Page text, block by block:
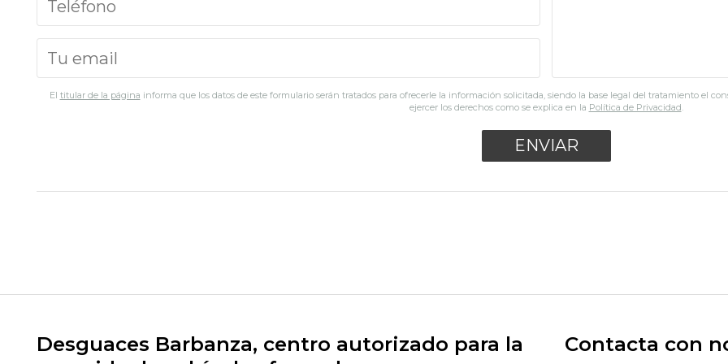
El titular de la página informa que los datos de este formulario serán tratados para ofrecerle la información solicitada, siendo la base legal del tratamiento el
ejercer los derechos como se explica en la Política de Privacidad.
Desguaces Barbanza, centro autorizado para la
Contacta con